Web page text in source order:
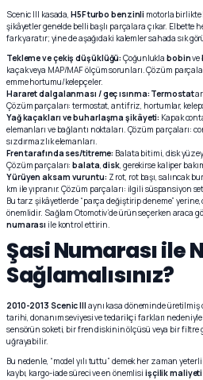
Scenic III kasada,H5F turbo benzinli motorla birlikte
şikâyetler genelde belli başlı parçalara çıkar. Elbette
fark yaratır; yine de aşağıdaki kalemler sahada sık
Tekleme ve çekiş düşüklüğü: Çoğunluklabobinve
kaçak veya MAP/MAF ölçüm sorunları. Çözüm
emme hortumu/kelepçeler.
Hararet dalgalanması / geç ısınma: Termostat
Çözüm parçaları: termostat, antifriz, hortumlar,
Yağ kaçakları ve buharlaşma şikâyeti: Kapak
elemanları ve bağlantı noktaları. Çözüm parçaları:
sızdırmazlık elemanları.
Fren tarafında ses/titreme: Balata bitimi, disk
Çözüm parçaları:balata,disk, gerekirse kaliper
Yürüyen aksam vuruntu: Z rot, rot başı, salıncak
km ile yıpranır. Çözüm parçaları: ilgili süspansiyon
Bu tarz şikâyetlerde “parça değiştirip deneme”
önemlidir. Sağlam Otomotiv’de ürün seçerken araca
numarası ile kontrol ettirin.
Şasi Numarası ile
Sağlamalısınız?
2010-2013 Scenic III aynı kasa döneminde üretilmiş
tarihi, donanım seviyesi ve tedarikçi farkları
sensörün soketi, bir fren diskinin ölçüsü veya bir filtre
uğrayabilir.
Bu nedenle, “model yılı tuttu” demek her zaman
kaybı, kargo-iade süreci ve en önemlisi işçilik maliyeti